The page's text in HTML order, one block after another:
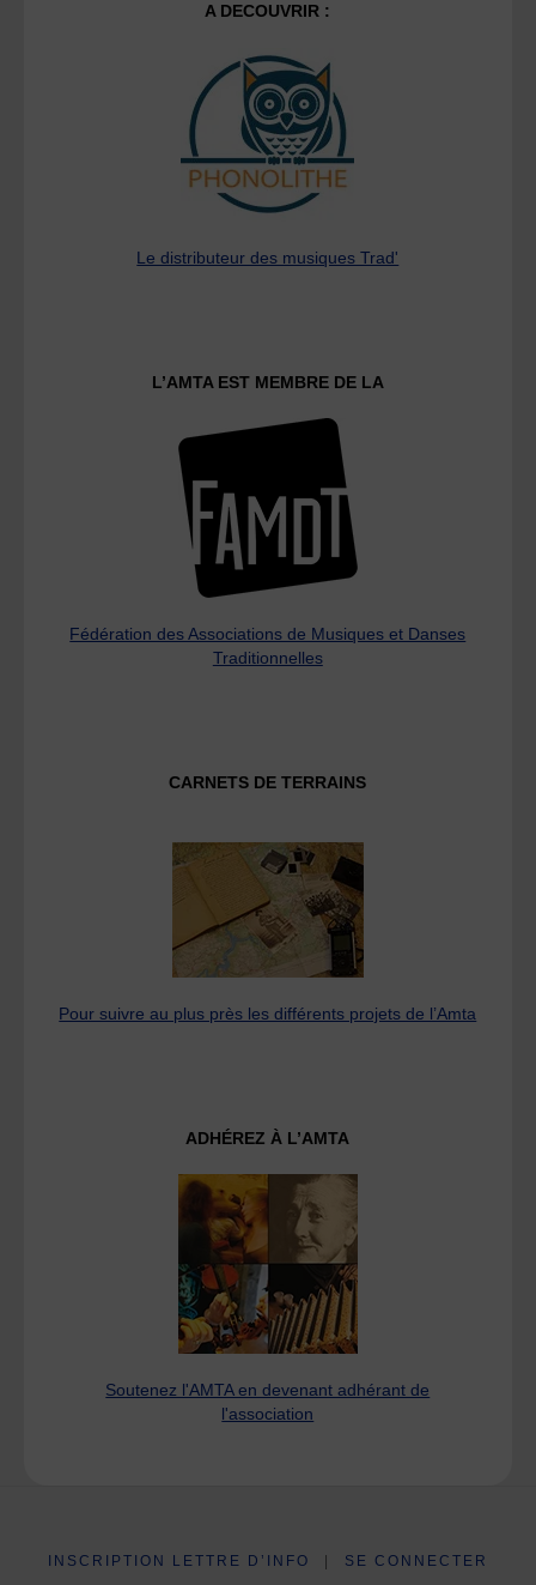
A DECOUVRIR :
Le distributeur des musiques Trad'
L’AMTA EST MEMBRE DE LA
Fédération des Associations de Musiques et Danses
Traditionnelles
CARNETS DE TERRAINS
Pour suivre au plus près les différents projets de l’Amta
ADHÉREZ À L’AMTA
Soutenez l'AMTA en devenant adhérant de
l'association
INSCRIPTION LETTRE D’INFO SE CONNECTER